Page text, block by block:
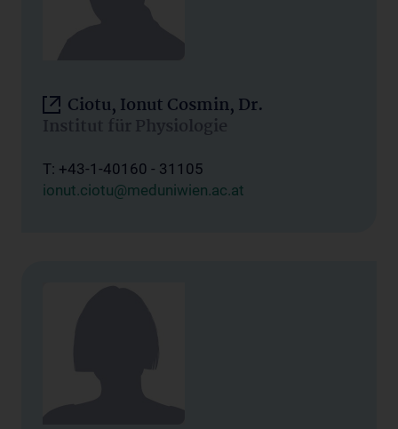
Ciotu, Ionut Cosmin, Dr.
Institut für Physiologie
T: +43-1-40160 - 31105
ionut.ciotu@meduniwien.ac.at